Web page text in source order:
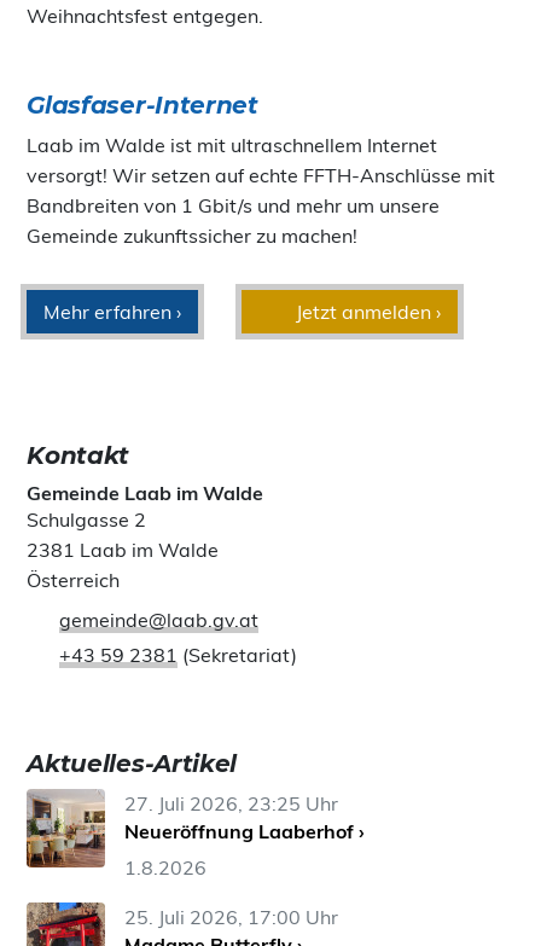
Weihnachtsfest entgegen.
Glasfaser-Internet
Laab im Walde ist mit ultraschnellem Internet
versorgt! Wir setzen auf echte FFTH-Anschlüsse mit
Bandbreiten von 1 Gbit/s und mehr um unsere
Gemeinde zukunftssicher zu machen!
Mehr erfahren › Jetzt anmelden ›
Kontakt
Gemeinde Laab im Walde
Schulgasse 2
2381 Laab im Walde
Österreich
gemeinde@laab.gv.at
+43 59 2381 (Sekretariat)
Aktuelles-Artikel
27. Juli 2026, 23:25 Uhr
Neueröffnung Laaberhof ›
1.8.2026
25. Juli 2026, 17:00 Uhr